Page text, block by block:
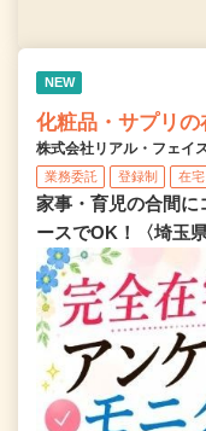
NEW
化粧品・サプリの
株式会社リアル・フェイ
業務委託 登録制 在
家事・育児の合間に
ースでOK！〈埼玉県